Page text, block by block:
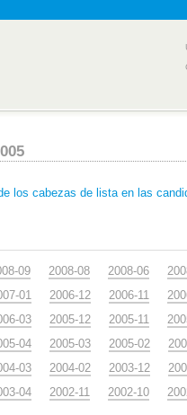
los cabezas de lista en las
09 2008-08 2008-06
01 2006-12 2006-11
03 2005-12 2005-11
04 2005-03 2005-02
03 2004-02 2003-12
04 2002-11 2002-10